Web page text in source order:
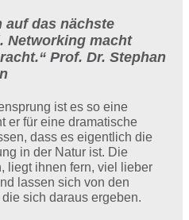
auf das nächste
Networking macht
Prof. Dr. Stephan
ist es so eine
er für eine dramatische
dass es eigentlich die
in der Natur ist. Die
liegt ihnen fern, viel lieber
lassen sich von den
sich daraus ergeben.